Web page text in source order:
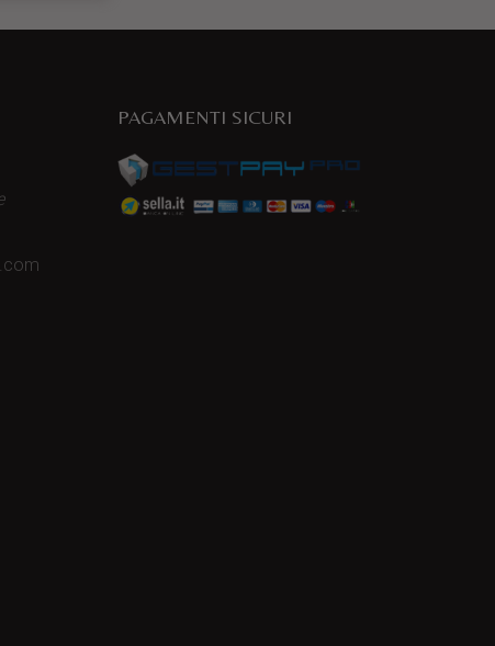
PAGAMENTI SICURI